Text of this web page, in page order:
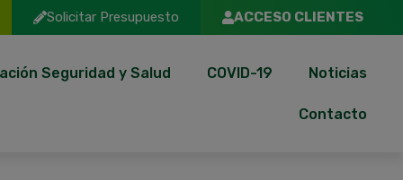
Solicitar Presupuesto ACCESO CLIENTES
Seguridad y Salud COVID-19 Noticias
Contacto